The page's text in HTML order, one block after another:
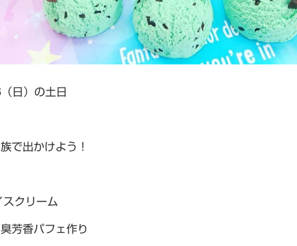
日）の土日
で出かけよう！
クリーム
芳香パフェ作り